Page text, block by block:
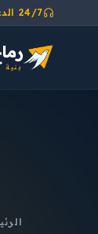
24/7 الدعم